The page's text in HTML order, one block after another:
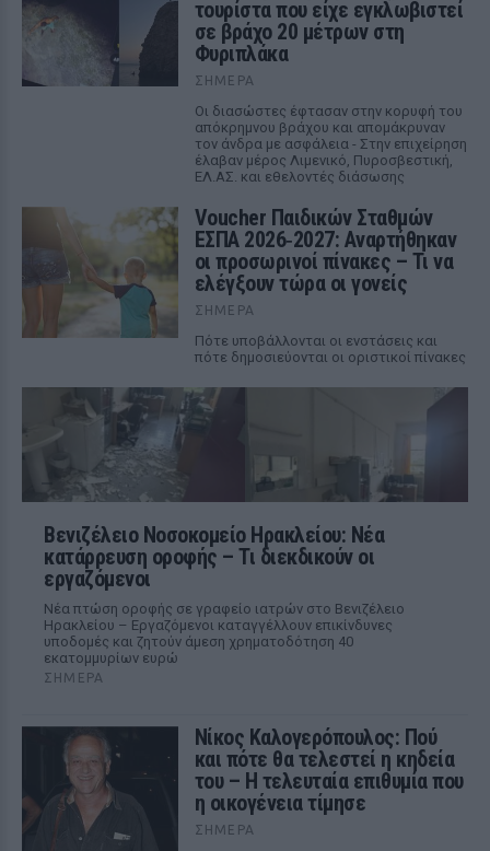
τουρίστα που είχε εγκλωβιστεί
σε βράχο 20 μέτρων στη
Φυριπλάκα
ΣΉΜΕΡΑ
Οι διασώστες έφτασαν στην κορυφή του
απόκρημνου βράχου και απομάκρυναν
τον άνδρα με ασφάλεια - Στην επιχείρηση
έλαβαν μέρος Λιμενικό, Πυροσβεστική,
ΕΛ.ΑΣ. και εθελοντές διάσωσης
Voucher Παιδικών Σταθμών
ΕΣΠΑ 2026‑2027: Αναρτήθηκαν
οι προσωρινοί πίνακες – Τι να
ελέγξουν τώρα οι γονείς
ΣΉΜΕΡΑ
Πότε υποβάλλονται οι ενστάσεις και
πότε δημοσιεύονται οι οριστικοί πίνακες
Βενιζέλειο Νοσοκομείο Ηρακλείου: Νέα
κατάρρευση οροφής – Τι διεκδικούν οι
εργαζόμενοι
Νέα πτώση οροφής σε γραφείο ιατρών στο Βενιζέλειο
Ηρακλείου – Εργαζόμενοι καταγγέλλουν επικίνδυνες
υποδομές και ζητούν άμεση χρηματοδότηση 40
εκατομμυρίων ευρώ
ΣΉΜΕΡΑ
Νίκος Καλογερόπουλος: Πού
και πότε θα τελεστεί η κηδεία
του – Η τελευταία επιθυμία που
η οικογένεια τίμησε
ΣΉΜΕΡΑ